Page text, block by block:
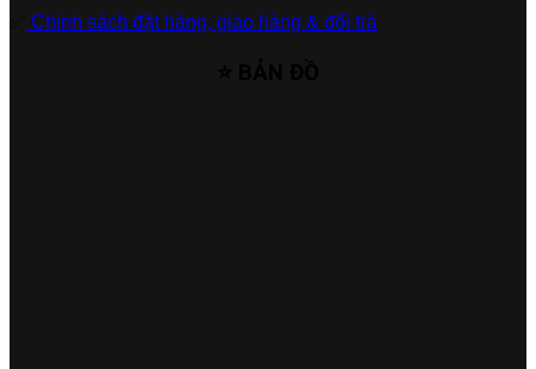
Chính sách đặt hàng, giao hàng & đổi trả